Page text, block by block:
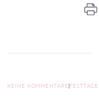
KEINE KOMMENTAREFESTTAGE